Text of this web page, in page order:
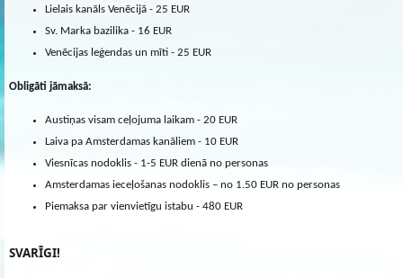
Lielais kanāls Venēcijā - 25 EUR
Sv. Marka bazilika - 16 EUR
Venēcijas leģendas un mīti - 25 EUR
Obligāti jāmaksā:
Austiņas visam ceļojuma laikam - 20 EUR
Laiva pa Amsterdamas kanāliem - 10 EUR
Viesnīcas nodoklis - 1-5 EUR dienā no personas
Amsterdamas ieceļošanas nodoklis – no 1.50 EUR no personas
Piemaksa par vienvietīgu istabu - 480 EUR
SVARĪGI!